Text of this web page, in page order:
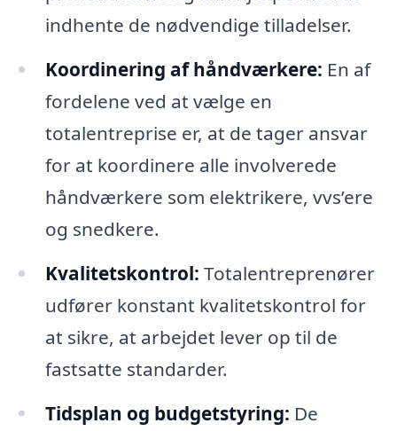
indhente de nødvendige tilladelser.
Koordinering af håndværkere: En af
fordelene ved at vælge en
totalentreprise er, at de tager ansvar
for at koordinere alle involverede
håndværkere som elektrikere, vvs’ere
og snedkere.
Kvalitetskontrol: Totalentreprenører
udfører konstant kvalitetskontrol for
at sikre, at arbejdet lever op til de
fastsatte standarder.
Tidsplan og budgetstyring: De